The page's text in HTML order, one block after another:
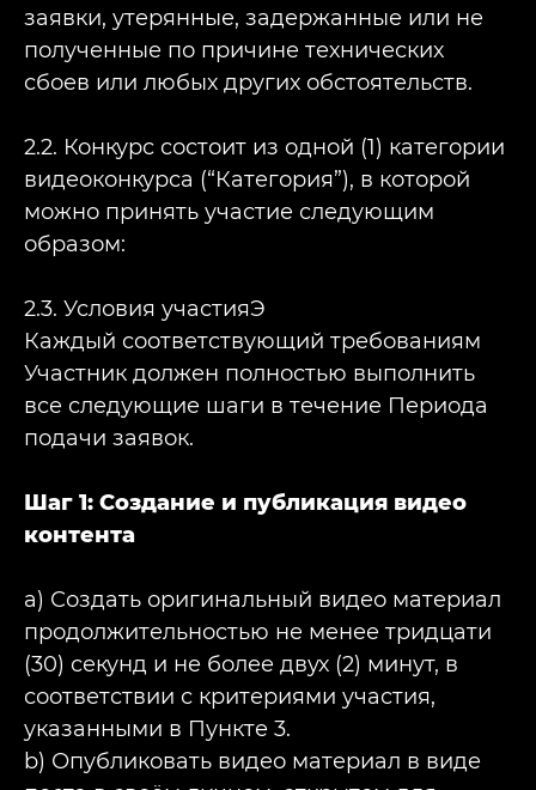
заявки, утерянные, задержанные или не
полученные по причине технических
сбоев или любых других обстоятельств.
2.2. Конкурс состоит из одной (1) категории
видеоконкурса (“Категория”), в которой
можно принять участие следующим
образом:
2.3. Условия участияЭ
Каждый соответствующий требованиям
Участник должен полностью выполнить
все следующие шаги в течение Периода
подачи заявок.
Шаг 1: Создание и публикация видео
контента
a) Создать оригинальный видео материал
продолжительностью не менее тридцати
(30) секунд и не более двух (2) минут, в
соответствии с критериями участия,
указанными в Пункте 3.
b) Опубликовать видео материал в виде